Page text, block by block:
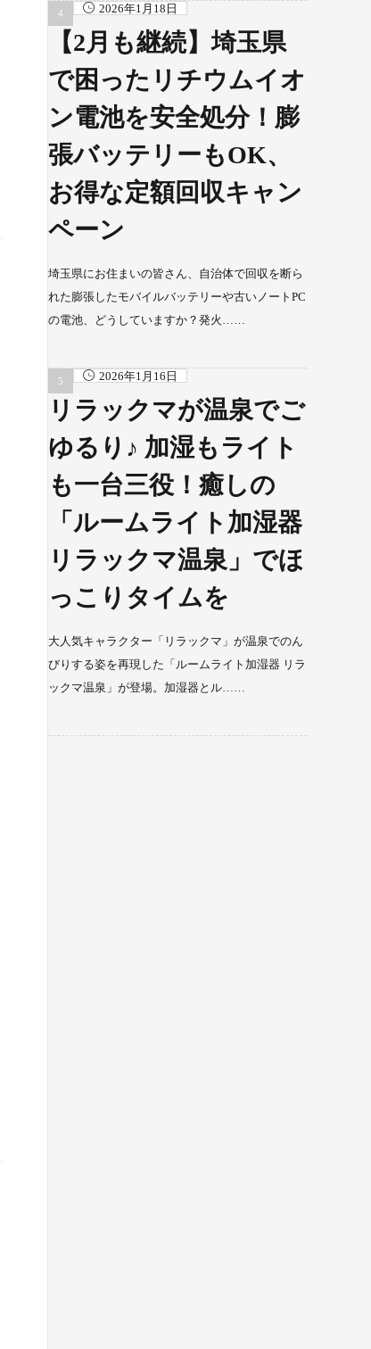
2026年1月18日
【2月も継続】埼玉県
で困ったリチウムイオ
ン電池を安全処分！膨
張バッテリーもOK、
お得な定額回収キャン
ペーン
埼玉県にお住まいの皆さん、自治体で回収を断ら
れた膨張したモバイルバッテリーや古いノートPC
の電池、どうしていますか？発火……
2026年1月16日
リラックマが温泉でご
ゆるり♪ 加湿もライト
も一台三役！癒しの
「ルームライト加湿器
リラックマ温泉」でほ
っこりタイムを
大人気キャラクター「リラックマ」が温泉でのん
びりする姿を再現した「ルームライト加湿器 リラ
ックマ温泉」が登場。加湿器とル……